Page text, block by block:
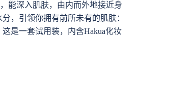
能深入肌肤，由内而外地接近身
，引领你拥有前所未有的肌肤：
是一套试用装，内含Hakua化妆